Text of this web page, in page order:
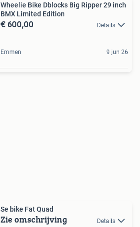
Wheelie Bike Dblocks Big Ripper 29 inch
BMX Limited Edition
€ 600,00 Details
Emmen 9 jun 26
Se bike Fat Quad
Zie omschrijving Details